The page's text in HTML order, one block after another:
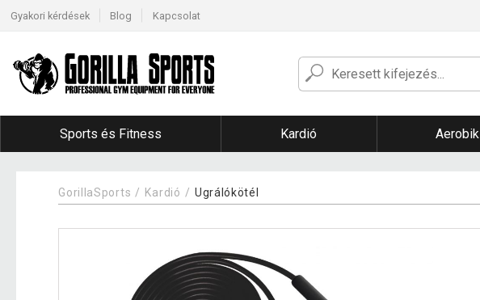
Gyakori kérdések Blog Kapcsolat
Sports és Fitness Kardió Aerobik
GorillaSports Kardió Ugrálókötél